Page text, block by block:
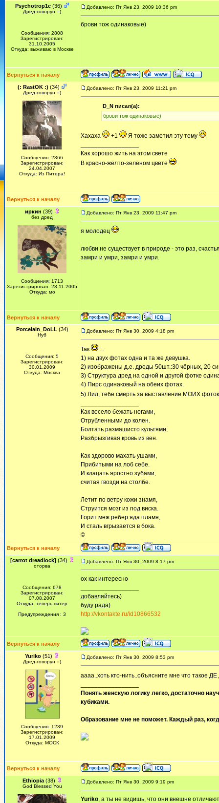
Psychotrop1c (36)
Дред-говорун =)
Сообщения: 2808
Зарегистрирован:
31.10.2005
Откуда: выживаю в Москве
Добавлено: Пт Янв 23, 2009 10:36 pm
брови тож одинаковые)
Вернуться к началу
(: RastOK :) (34)
Дред-говорун =)
Сообщения: 2366
Зарегистрирован:
24.04.2007
Откуда: Из Питера!
Добавлено: Пт Янв 23, 2009 11:21 pm
D_N писал(а):
брови тож одинаковые)
Хахаха +1
Я тоже заметил эту тему
Как хорошо жить на этом свете
В красно-жёлто-зелёном цвете
Вернуться к началу
иркин (39)
без дред
Сообщения: 1713
Зарегистрирован: 23.11.2005
Откуда: мо
Добавлено: Пт Янв 23, 2009 11:47 pm
я молодец
любви не существует в природе - это раз,
замри и умри, замри и умри.
Вернуться к началу
Porcelain_DoLL (34)
Нуб
Сообщения: 5
Зарегистрирован:
30.01.2009
Откуда: Москва
Добавлено: Пт Янв 30, 2009 4:18 pm
Так
...
1) на двух фотах одна и та же девушка.
2) изображены д.е. дреды 50шт.:30 чёрных, 20
3) Структура дред на одной и другой фотке
4) Пирс одинаковый на обеих фотах.
5) Лил, тебе смерть за выставление МОИХ
Как весело бежать ногами,
Отрубленными до колен.
Болтать размашисто культями,
Разбрызгивая кровь из вен.
Как здорово махать ушами,
Прибитыми на лоб себе.
И клацать яростно зубами,
считая гвозди на столбе.
Летит по ветру кожи знамя,
Струится мозг из под виска.
Горит меж ребер яда пламя,
И сталь вгрызается в бока.
©
Вернуться к началу
[carrot dreadlock] (34)
оторва
Сообщения: 678
Зарегистрирован:
07.08.2007
Откуда: теперь питер
Предупреждения : 3
Добавлено: Пт Янв 30, 2009 8:17 pm
ох как интересно
добавляйтесь)
буду рада)
http://vkontakte.ru/id10866532
Вернуться к началу
Yuriko (51)
Дред-говорун =)
Сообщения: 1239
Зарегистрирован:
17.01.2009
Откуда: МОСК
Добавлено: Пт Янв 30, 2009 8:53 pm
аааа..хоть кто-нить..объясните мне что такое
Понять женскую логику легко, достаточно
кубиками.
Образование мне не поможет. Каждый раз,
Вернуться к началу
Ethiopia(38)
God Blessed You
Добавлено: Пт Янв 30, 2009 9:19 pm
Yuriko, а ты не видишь, что они внешне